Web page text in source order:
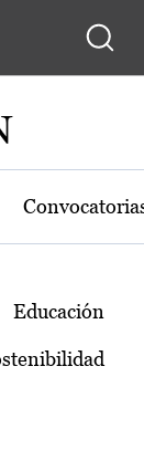
La
Educación